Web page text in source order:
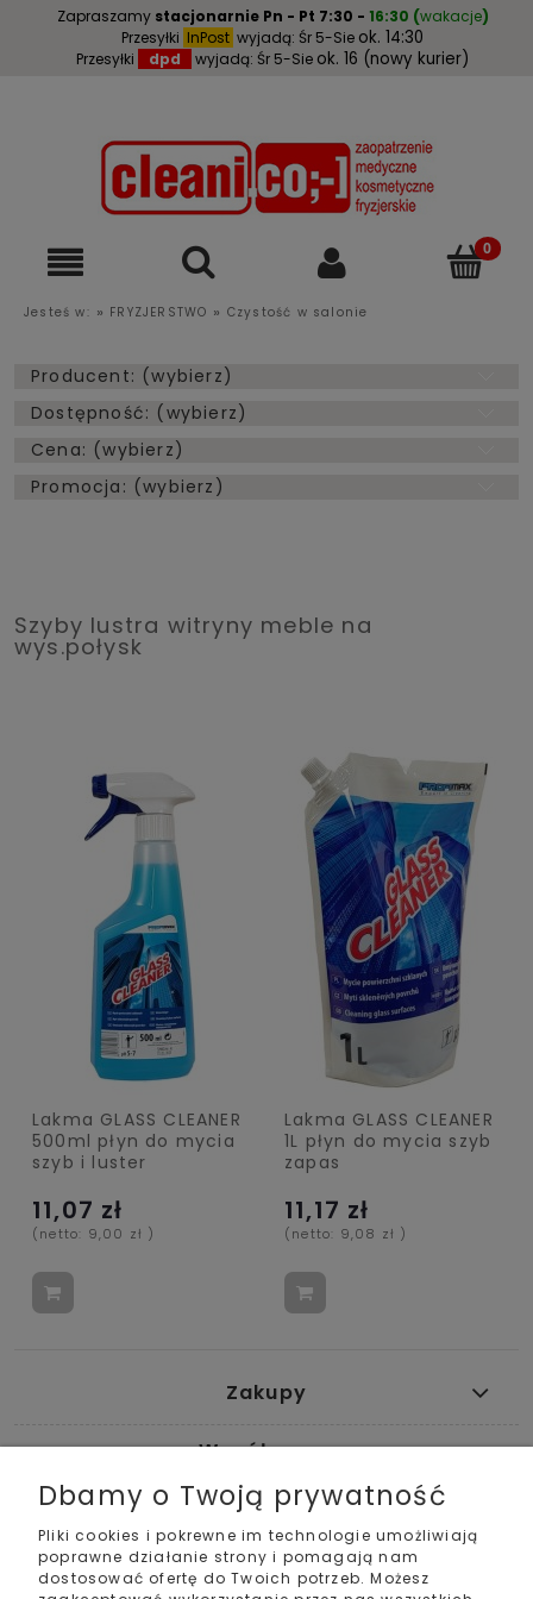
Zapraszamy stacjonarnie Pn - Pt 7:30 - 16:30 (wakacje)
Przesyłki InPost wyjadą: Śr 5-Sie ok. 14:30
Przesyłki dpd wyjadą: Śr 5-Sie ok. 16 (nowy kurier)
Jesteś w: » FRYZJERSTWO » Czystość w salonie
Producent: (wybierz)
Dostępność: (wybierz)
Cena: (wybierz)
Promocja: (wybierz)
Szyby lustra witryny meble na
wys.połysk
Lakma GLASS CLEANER
500ml płyn do mycia
szyb i luster
11,07 zł
(netto: 9,00 zł )
Lakma GLASS CLEANER
1L płyn do mycia szyb
zapas
11,17 zł
(netto: 9,08 zł )
Zakupy
Współpraca
Pomoc
Moje konto
Dbamy o Twoją prywatność
Pliki cookies i pokrewne im technologie umożliwiają
poprawne działanie strony i pomagają nam
dostosować ofertę do Twoich potrzeb. Możesz